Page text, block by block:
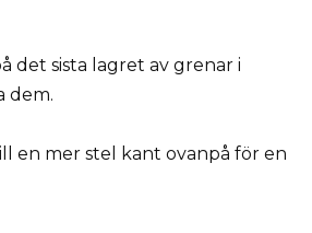
det sista lagret av grenar i
dem.
en mer stel kant ovanpå för en